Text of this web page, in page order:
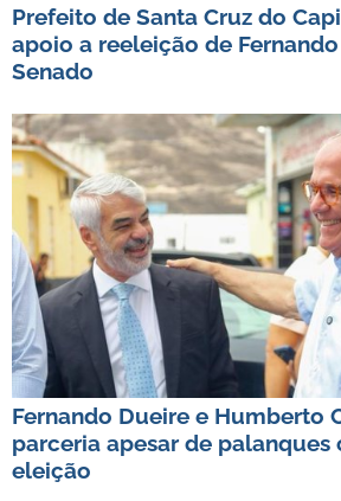
Prefeito de Santa Cruz do
apoio a reeleição de
Senado
Fernando Dueire e Humberto
parceria apesar de palanques
eleição